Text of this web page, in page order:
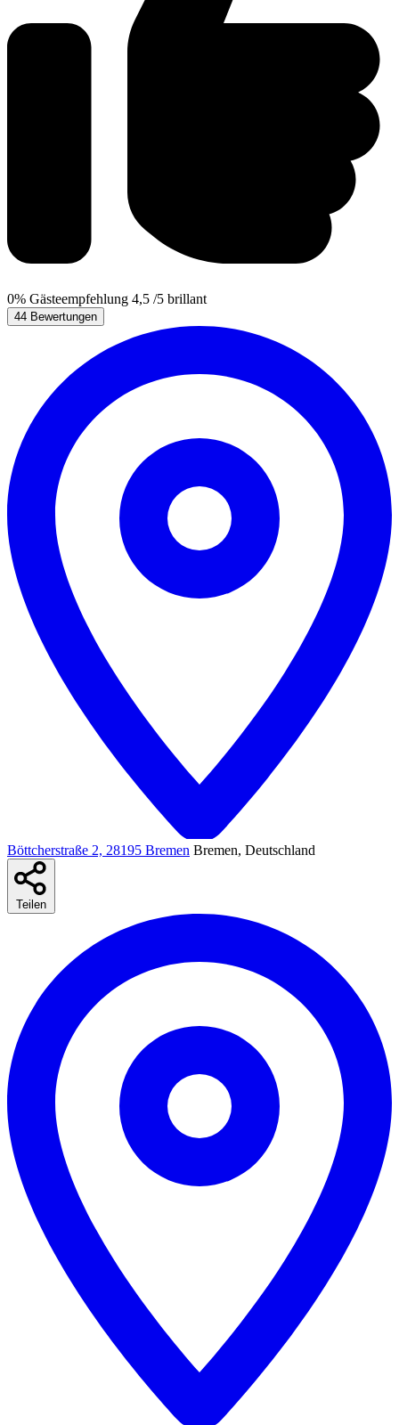
0% Gästeempfehlung 4,5 /5 brillant
44 Bewertungen
Böttcherstraße 2, 28195 Bremen Bremen, Deutschland
Teilen